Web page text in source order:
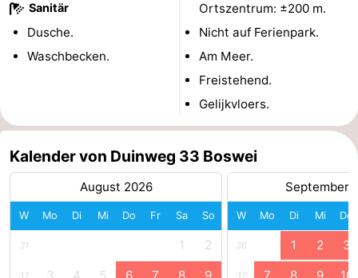
Zeeland
Schouwen-
Renesse
-
Brouwershaven
-
Bruinisse
-
Zierikzee
-
Natur
Sanitär
Dusche.
Waschbecken.
Ortszentrum: ±200 m.
Nicht auf Ferienpark.
Am Meer.
Freistehend.
Gelijkvloers.
Kalender von Duinweg 33 Boswei
August 2026
W Mo Di Mi Do Fr Sa So
31 1 2
32
September
W Mo Di Mi Do
36 1 2 3
37